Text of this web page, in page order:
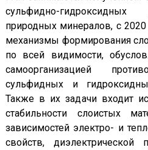
сульфидно-гидроксидных
природных минералов, с
механизмы формирования
по всей видимости,
самоорганизацией
сульфидных и
Также в их задачи входит
стабильности слоистых
зависимостей электро- и
свойств, диэлектрической